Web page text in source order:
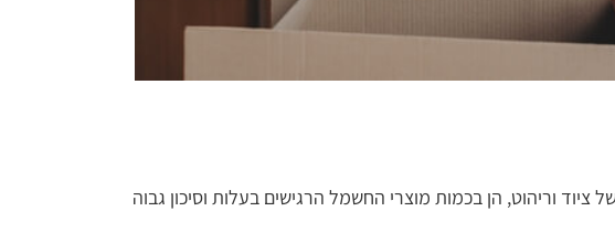
וריהוט, הן בכמות מוצרי החשמל הרגישים בעלות וסיכון גבוה